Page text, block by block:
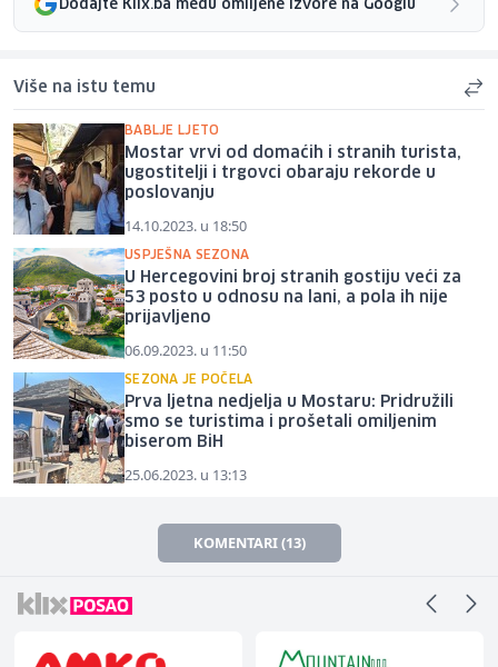
Dodajte Klix.ba među omiljene izvore na Googlu
Više na istu temu
BABLJE LJETO
Mostar vrvi od domaćih i stranih turista,
ugostitelji i trgovci obaraju rekorde u
poslovanju
14.10.2023. u 18:50
USPJEŠNA SEZONA
U Hercegovini broj stranih gostiju veći za
53 posto u odnosu na lani, a pola ih nije
prijavljeno
06.09.2023. u 11:50
SEZONA JE POČELA
Prva ljetna nedjelja u Mostaru: Pridružili
smo se turistima i prošetali omiljenim
biserom BiH
25.06.2023. u 13:13
KOMENTARI (13)